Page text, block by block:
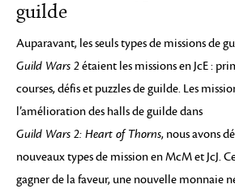
guilde
Auparavant, les seuls types de missions de
Guild Wars 2étaient les missions en JcE :
courses, défis et puzzles de guilde. Les
l’amélioration des halls de guilde dans
Guild Wars 2: Heart of Thorns, nous avons
nouveaux types de mission en McM et JcJ.
gagner de la faveur, une nouvelle monnaie